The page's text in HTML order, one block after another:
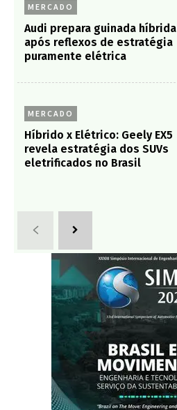
MERCADO
Audi prepara guinada híbrida
após reflexos de estratégia
puramente elétrica
MERCADO
Híbrido x Elétrico: Geely EX5
revela estratégia dos SUVs
eletrificados no Brasil